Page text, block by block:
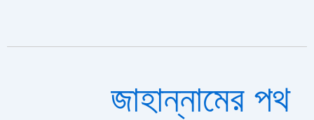
জাহান্নামের পথ